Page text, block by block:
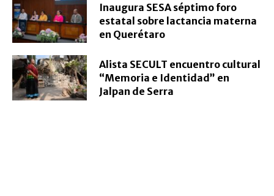
Inaugura SESA séptimo foro
estatal sobre lactancia materna
en Querétaro
Alista SECULT encuentro cultural
“Memoria e Identidad” en
Jalpan de Serra